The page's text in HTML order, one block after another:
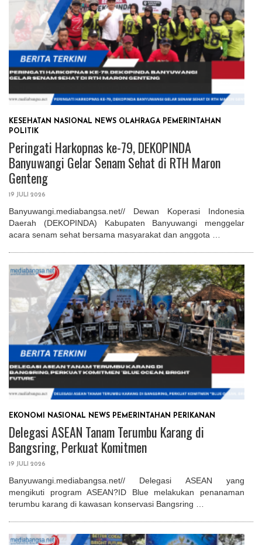
KESEHATAN NASIONAL NEWS OLAHRAGA PEMERINTAHAN
POLITIK
Peringati Harkopnas ke-79, DEKOPINDA
Banyuwangi Gelar Senam Sehat di RTH Maron
Genteng
19 JULI 2026
Banyuwangi.mediabangsa.net// Dewan Koperasi Indonesia
Daerah (DEKOPINDA) Kabupaten Banyuwangi menggelar
acara senam sehat bersama masyarakat dan anggota …
EKONOMI NASIONAL NEWS PEMERINTAHAN PERIKANAN
Delegasi ASEAN Tanam Terumbu Karang di
Bangsring, Perkuat Komitmen
19 JULI 2026
Banyuwangi.mediabangsa.net// Delegasi ASEAN yang
mengikuti program ASEAN?ID Blue melakukan penanaman
terumbu karang di kawasan konservasi Bangsring …